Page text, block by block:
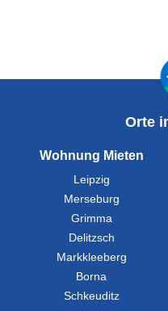
Orte
Wohnung Mieten
Leipzig
Merseburg
Grimma
Delitzsch
Markkleeberg
Borna
Schkeuditz